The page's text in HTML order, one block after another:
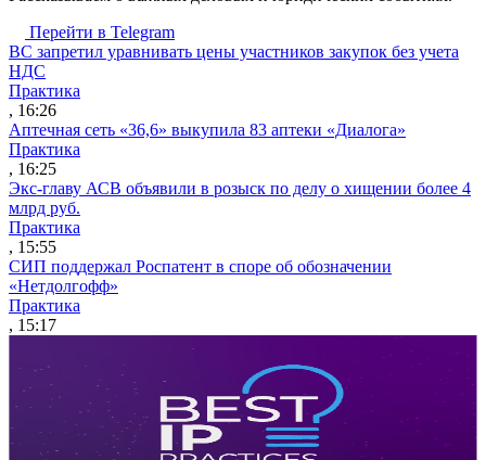
Перейти в Telegram
ВС запретил уравнивать цены участников закупок без учета
НДС
Практика
, 16:26
Аптечная сеть «36,6» выкупила 83 аптеки «Диалога»
Практика
, 16:25
Экс-главу АСВ объявили в розыск по делу о хищении более 4
млрд руб.
Практика
, 15:55
СИП поддержал Роспатент в споре об обозначении
«Нетдолгофф»
Практика
, 15:17